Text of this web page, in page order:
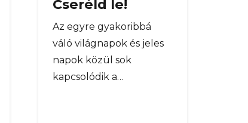
Cseréld le!
Az egyre gyakoribbá
váló világnapok és jeles
napok közül sok
kapcsolódik a…